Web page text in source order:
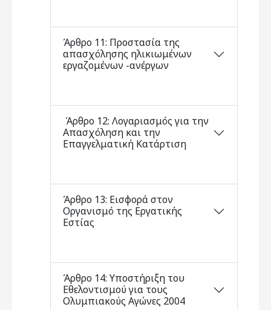
Άρθρο 11: Προστασία της
απασχόλησης ηλικιωμένων
εργαζομένων -ανέργων
Άρθρο 12: Λογαριασμός για την
Απασχόληση και την
Επαγγελματική Κατάρτιση
Άρθρο 13: Εισφορά στον
Οργανισμό της Εργατικής
Εστίας
Άρθρο 14: Υποστήριξη του
Εθελοντισμού για τους
Ολυμπιακούς Αγώνες 2004